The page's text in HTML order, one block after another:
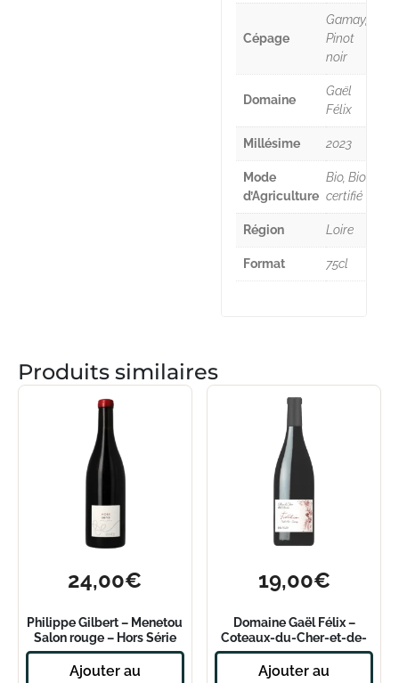
Cépage
Gamay,
Pinot
noir
Domaine
Gaël
Félix
Millésime 2023
Mode
d’Agriculture
Bio, Bio
certifié
Région Loire
Format 75cl
Produits similaires
24,00€
Philippe Gilbert – Menetou
Salon rouge – Hors Série
2023
Ajouter au
19,00€
Domaine Gaël Félix –
Coteaux-du-Cher-et-de-
l’arnon – Fidélie 2024
Ajouter au